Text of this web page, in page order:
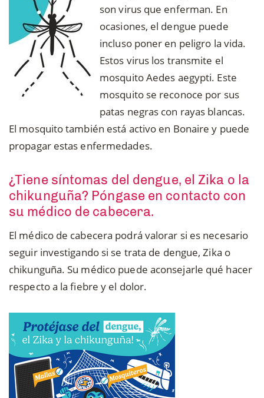
son virus que enferman. En
ocasiones, el dengue puede
incluso poner en peligro la vida.
Estos virus los transmite el
mosquito Aedes aegypti. Este
mosquito se reconoce por sus
patas negras con rayas blancas.
El mosquito también está activo en Bonaire y puede
propagar estas enfermedades.
¿Tiene síntomas del dengue, el Zika o la
chikunguña? Póngase en contacto con
su médico de cabecera.
El médico de cabecera podrá valorar si es necesario
seguir investigando si se trata de dengue, Zika o
chikunguña. Su médico puede aconsejarle qué hacer
respecto a la fiebre y el dolor.